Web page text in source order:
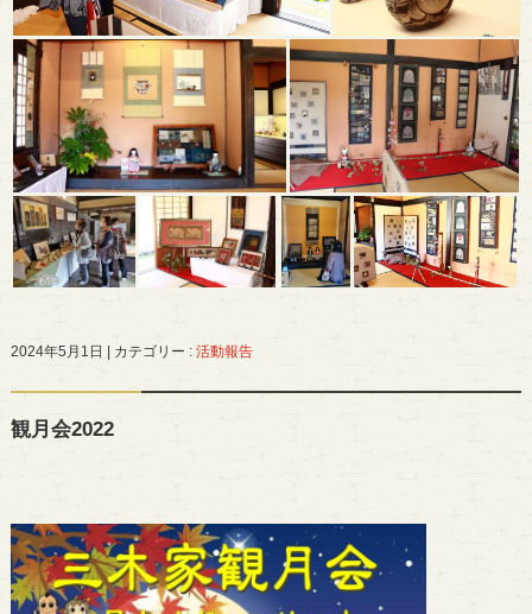
2024年5月1日 カテゴリー : 活動報告
観月会2022